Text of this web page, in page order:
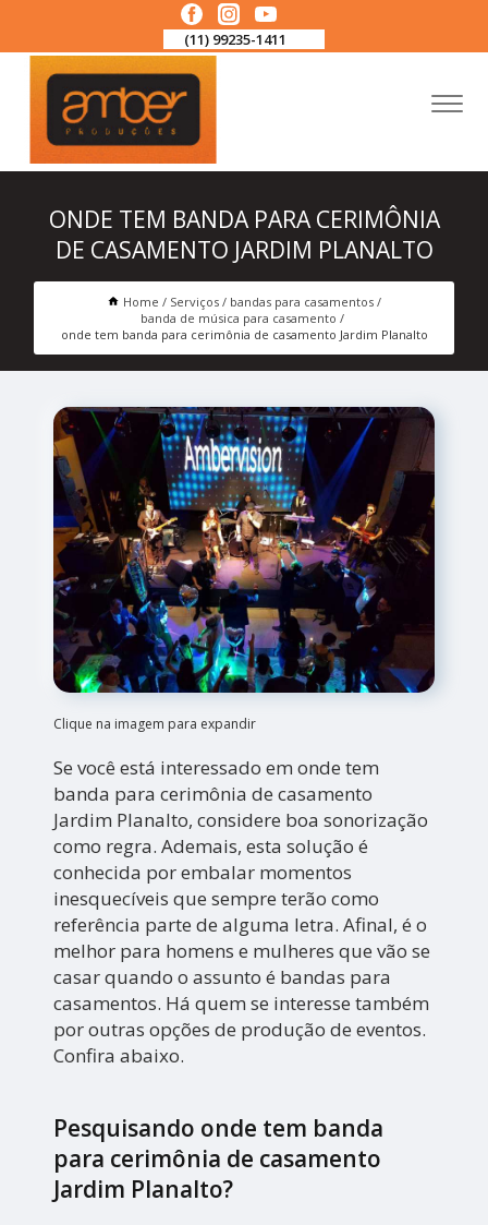
(11) 99235-1411
ONDE TEM BANDA PARA CERIMÔNIA
DE CASAMENTO JARDIM PLANALTO
Home Serviços
bandas para casamentos
banda de música para casamento
onde tem banda para cerimônia de casamento Jardim Planalto
Clique na imagem para expandir
Se você está interessado em onde tem
banda para cerimônia de casamento
Jardim Planalto, considere boa sonorização
como regra. Ademais, esta solução é
conhecida por embalar momentos
inesquecíveis que sempre terão como
referência parte de alguma letra. Afinal, é o
melhor para homens e mulheres que vão se
casar quando o assunto é bandas para
casamentos. Há quem se interesse também
por outras opções de produção de eventos.
Confira abaixo.
Pesquisando onde tem banda
para cerimônia de casamento
Jardim Planalto?